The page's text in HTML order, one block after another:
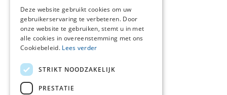
Deze website gebruikt cookies om uw
gebruikerservaring te verbeteren. Door
onze website te gebruiken, stemt u in met
alle cookies in overeenstemming met ons
Cookiebeleid. Lees verder
STRIKT NOODZAKELIJK
PRESTATIE